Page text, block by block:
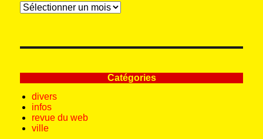
Archives
Catégories
divers
infos
revue du web
ville